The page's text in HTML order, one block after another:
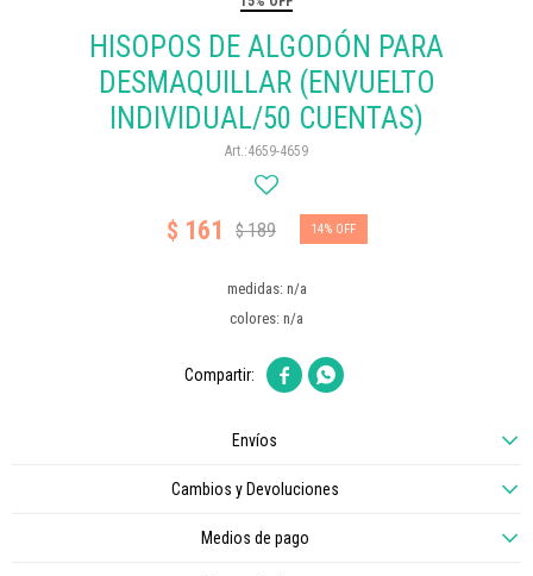
HISOPOS DE ALGODÓN PARA
DESMAQUILLAR (ENVUELTO
INDIVIDUAL/50 CUENTAS)
4659-4659
$ 161 $189 14
medidas: n/a
colores: n/a
 
Envíos
Cambios y Devoluciones
Medios de pago